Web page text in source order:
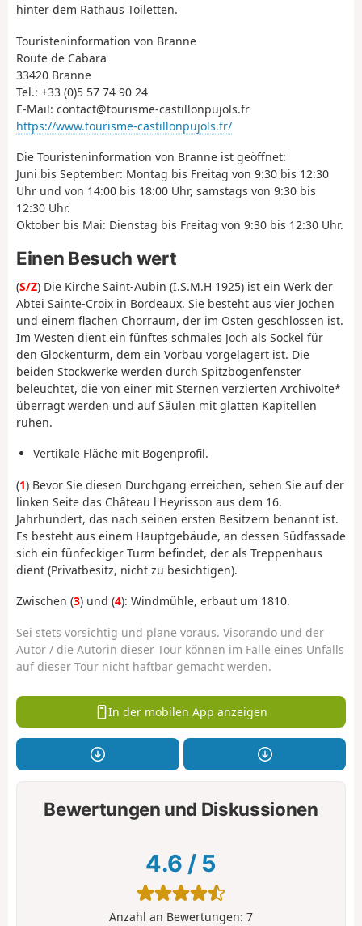
hinter dem Rathaus Toiletten.
Touristeninformation von Branne
Route de Cabara
33420 Branne
Tel.: +33 (0)5 57 74 90 24
E-Mail: contact@tourisme-castillonpujols.fr
https://www.tourisme-castillonpujols.fr/
Die Touristeninformation von Branne ist geöffnet:
Juni bis September: Montag bis Freitag von 9:30 bis 12:30
Uhr und von 14:00 bis 18:00 Uhr, samstags von 9:30 bis
12:30 Uhr.
Oktober bis Mai: Dienstag bis Freitag von 9:30 bis 12:30 Uhr.
Einen Besuch wert
(S/Z) Die Kirche Saint-Aubin (I.S.M.H 1925) ist ein Werk der
Abtei Sainte-Croix in Bordeaux. Sie besteht aus vier Jochen
und einem flachen Chorraum, der im Osten geschlossen ist.
Im Westen dient ein fünftes schmales Joch als Sockel für
den Glockenturm, dem ein Vorbau vorgelagert ist. Die
beiden Stockwerke werden durch Spitzbogenfenster
beleuchtet, die von einer mit Sternen verzierten Archivolte*
überragt werden und auf Säulen mit glatten Kapitellen
ruhen.
Vertikale Fläche mit Bogenprofil.
(1) Bevor Sie diesen Durchgang erreichen, sehen Sie auf der
linken Seite das Château l'Heyrisson aus dem 16.
Jahrhundert, das nach seinen ersten Besitzern benannt ist.
Es besteht aus einem Hauptgebäude, an dessen Südfassade
sich ein fünfeckiger Turm befindet, der als Treppenhaus
dient (Privatbesitz, nicht zu besichtigen).
Zwischen (3) und (4): Windmühle, erbaut um 1810.
Sei stets vorsichtig und plane voraus. Visorando und der
Autor / die Autorin dieser Tour können im Falle eines Unfalls
auf dieser Tour nicht haftbar gemacht werden.
In der mobilen App anzeigen
Bewertungen und Diskussionen
4.6 / 5
Anzahl an Bewertungen: 7